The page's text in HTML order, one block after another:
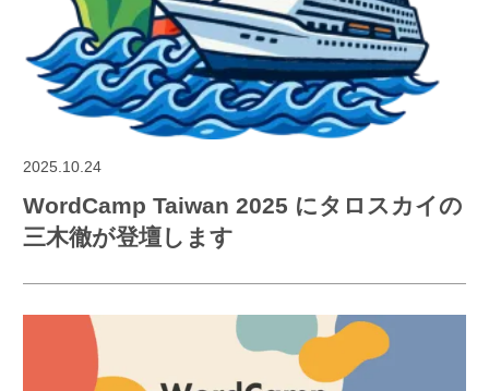
2025.10.24
WordCamp Taiwan 2025 にタロスカイの
三木徹が登壇します